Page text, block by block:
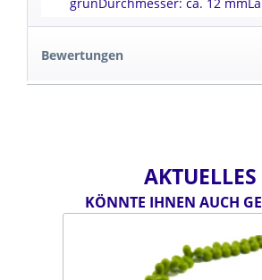
Bewertungen
AKTUELLES
KÖNNTE IHNEN AUCH